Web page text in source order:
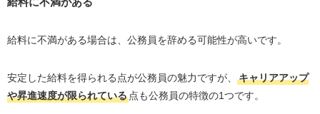
公務員から民間企業へ転職できますか？
公務員を辞める人は、いつ辞める人が多いですか？
まとめ | 公務員を辞めて後悔しないかどうかよく考えよ
う！
給料に不満がある場合は、公務員を辞める可能性が高いです。
安定した給料を得られる点が公務員の魅力ですが、
キャリアアップ
や昇進速度が限られている点も公務員の特徴の1つです。